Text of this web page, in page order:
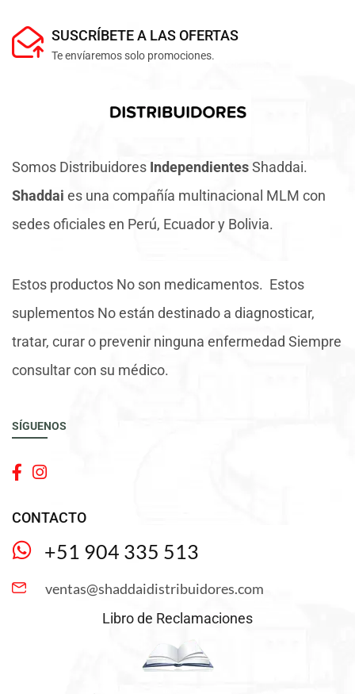
SUSCRÍBETE A LAS OFERTAS
Te envíaremos solo promociones.
Somos Distribuidores IndependientesShaddai.
Shaddai es una compañía multinacional MLM con
sedes oficiales en Perú, Ecuador y Bolivia.
Estos productos No son medicamentos. Estos
suplementos No están destinado a diagnosticar,
tratar, curar o prevenir ninguna enfermedad Siempre
consultar con su médico.
SÍGUENOS
CONTACTO
+51 904 335 513
ventas@shaddaidistribuidores.com
Libro de Reclamaciones